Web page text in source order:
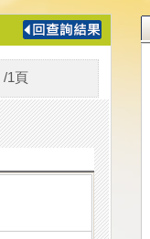
導
/1 頁